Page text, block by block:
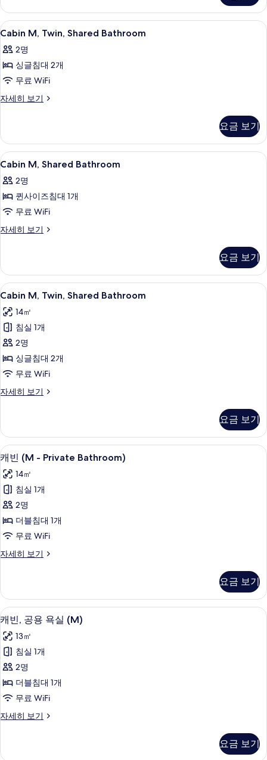
기
Bathroom
자
세
보
기
Cabin
M,
Twin,
Shared
Bathroom
사
두
보
기
고급 침구, 객실 내 금고, 책상, 노트북
5
Cabin M, Twin, Shared Bathroom
2명
싱글침대 2개
무료 WiFi
자세히 보기
Cabin
Bathroom
자
세
보
기
요금 보기
Cabin
M,
Shared
Bathroom
사
진
보
기
고급 침구, 객실 내 금고, 책상, 노트북
5
Cabin M, Shared Bathroom
2명
퀸사이즈침대 1개
무료 WiFi
자세히 보기
Cabin
자
세
히
기
요금 보기
Cabin
M,
Twin,
Shared
Bathroom
사
진
모
기
고급 침구, 객실 내 금고, 책상, 노트북
6
Cabin M, Twin, Shared Bathroom
14㎡
침실 1개
2명
싱글침대 2개
무료 WiFi
자세히 보기
Cabin
Bathroom
자
세
히
보
기
요금 보기
캐
빈
(M
-
Private
Bathroom)
사
진
보
기
고급 침구, 객실 내 금고, 책상, 노트북
8
캐빈 (M - Private Bathroom)
14㎡
침실 1개
2명
더블침대 1개
무료 WiFi
자세히 보기
캐
Private
Bathroom)
자
세
히
보
기
요금 보기
캐
빈,
공
용
욕
실
(M)
사
모
고급 침구, 객실 내 금고, 책상, 노트북
5
캐빈, 공용 욕실 (M)
13㎡
침실 1개
2명
더블침대 1개
무료 WiFi
자세히 보기
캐
요금 보기